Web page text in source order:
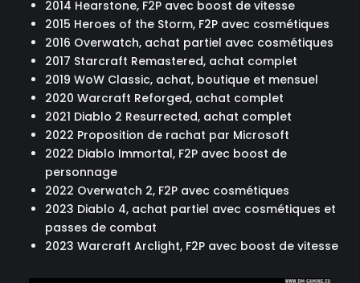
2014 Hearstone, F2P avec boost de vitesse
2015 Heroes of the Storm, F2P avec cosmétiques
2016 Overwatch, achat partiel avec cosmétiques
2017 Starcraft Remastered, achat complet
2019 WoW Classic, achat, boutique et mensuel
2020 Warcraft Reforged, achat complet
2021 Diablo 2 Resurrected, achat complet
2022 Proposition de rachat par Microsoft
2022 Diablo Immortal, F2P avec boost de
personnage
2022 Overwatch 2, F2P avec cosmétiques
2023 Diablo 4, achat partiel avec cosmétiques et
passes de combat
2023 Warcraft Arclight, F2P avec boost de vitesse